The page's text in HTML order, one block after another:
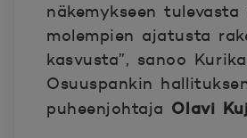
näkemykseen tulevasta
molempien ajatusta
kasvusta”, sanoo
Osuuspankin
puheenjohtaja Olavi